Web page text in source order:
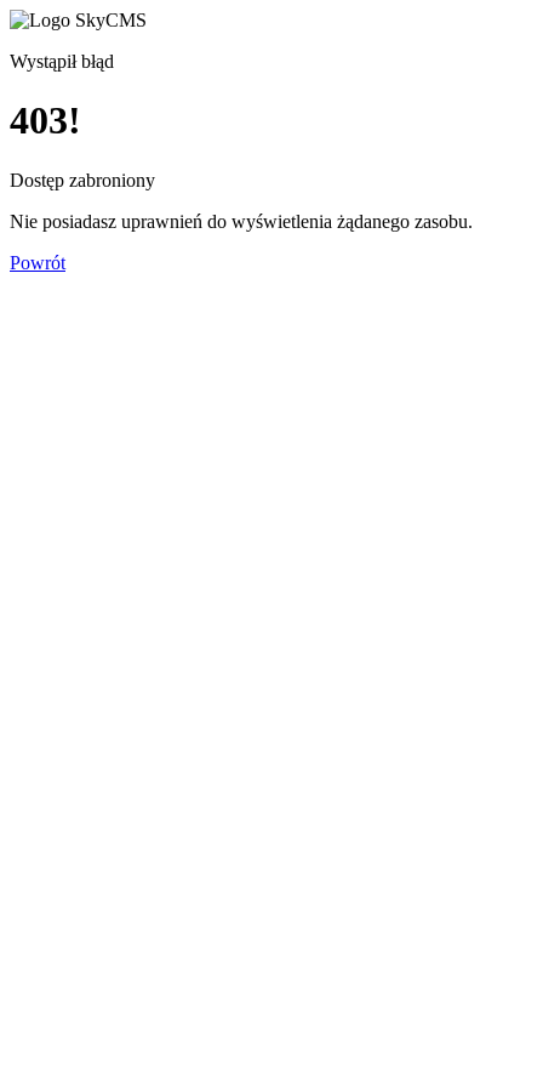
Wystąpił błąd
403!
Dostęp zabroniony
Nie posiadasz uprawnień do wyświetlenia żądanego zasobu.
Powrót